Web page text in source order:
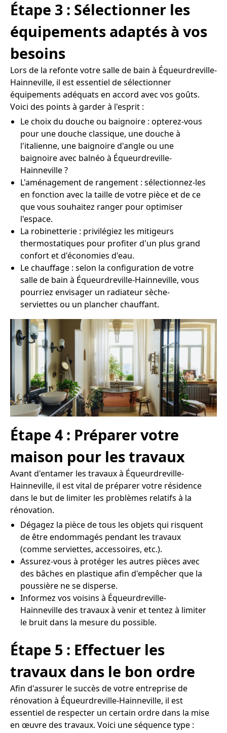
Étape 3 : Sélectionner les
équipements adaptés à vos
besoins
Lors de la refonte votre salle de bain à Équeurdreville-
Hainneville, il est essentiel de sélectionner
équipements adéquats en accord avec vos goûts.
Voici des points à garder à l'esprit :
Le choix du douche ou baignoire : opterez-vous
pour une douche classique, une douche à
l'italienne, une baignoire d'angle ou une
baignoire avec balnéo à Équeurdreville-
Hainneville ?
L'aménagement de rangement : sélectionnez-les
en fonction avec la taille de votre pièce et de ce
que vous souhaitez ranger pour optimiser
l'espace.
La robinetterie : privilégiez les mitigeurs
thermostatiques pour profiter d'un plus grand
confort et d'économies d'eau.
Le chauffage : selon la configuration de votre
salle de bain à Équeurdreville-Hainneville, vous
pourriez envisager un radiateur sèche-
serviettes ou un plancher chauffant.
Étape 4 : Préparer votre
maison pour les travaux
Avant d'entamer les travaux à Équeurdreville-
Hainneville, il est vital de préparer votre résidence
dans le but de limiter les problèmes relatifs à la
rénovation.
Dégagez la pièce de tous les objets qui risquent
de être endommagés pendant les travaux
(comme serviettes, accessoires, etc.).
Assurez-vous à protéger les autres pièces avec
des bâches en plastique afin d'empêcher que la
poussière ne se disperse.
Informez vos voisins à Équeurdreville-
Hainneville des travaux à venir et tentez à limiter
le bruit dans la mesure du possible.
Étape 5 : Effectuer les
travaux dans le bon ordre
Afin d'assurer le succès de votre entreprise de
rénovation à Équeurdreville-Hainneville, il est
essentiel de respecter un certain ordre dans la mise
en œuvre des travaux. Voici une séquence type :